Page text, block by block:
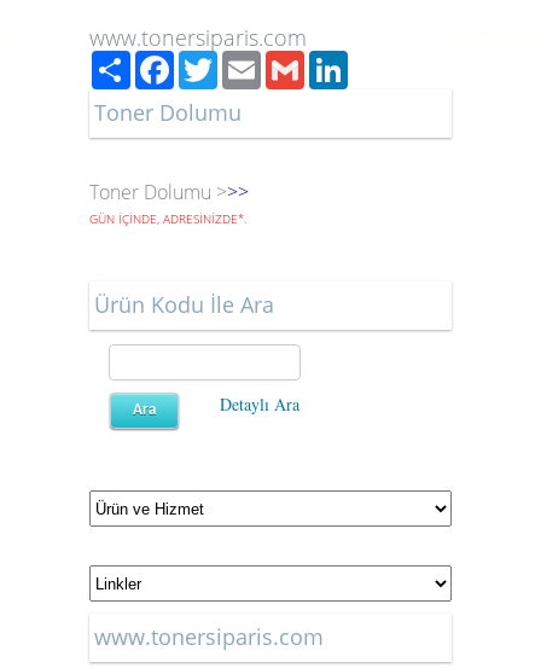
www.tonersiparis.com
PaylaşFacebook
TwitterEmailGmail
Toner Dolumu
Toner Dolumu >>>
GÜN İÇİNDE, ADRESİNİZDE*.
Ürün Kodu İle Ara
Detaylı Ara
www.tonersiparis.com